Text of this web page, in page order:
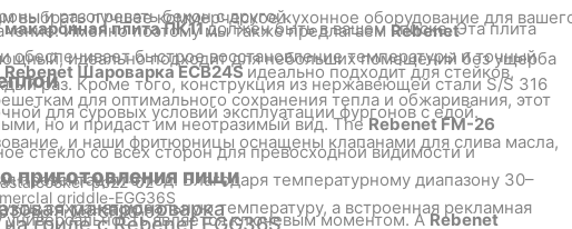
выбрать лучшее коммерческое кухонное оборудование для
Именно поэтому мы также предлагаемRebenet
идеально подходит для небольших помещений без ущерба
и наши фритюрницы оснащены клапанами для слива масла,
и разогревать бекон с другой.
Rebenet Шароварка ECB24Sидеально подходит для стейков,
для оптимального сохранения тепла и обжаривания, этот
гриле с Rebenet EGG36S
макаронная плита ПК11должен быть в вашем списке. Эта плита
быстрое восстановление температуры и точный
раз. Кроме того, конструкция из нержавеющей стали S/S 316
для суровых условий эксплуатации фургонов с едой.
макароноварка
но и придаст им неотразимый вид. TheRebenet FM-26
стекло со всех сторон для превосходной видимости и
блюд. Благодаря температурному диапазону 30–
сохранят идеальную температуру, а встроенная рекламная
приготовления пищи
универсальность является ключевым моментом. ARebenet